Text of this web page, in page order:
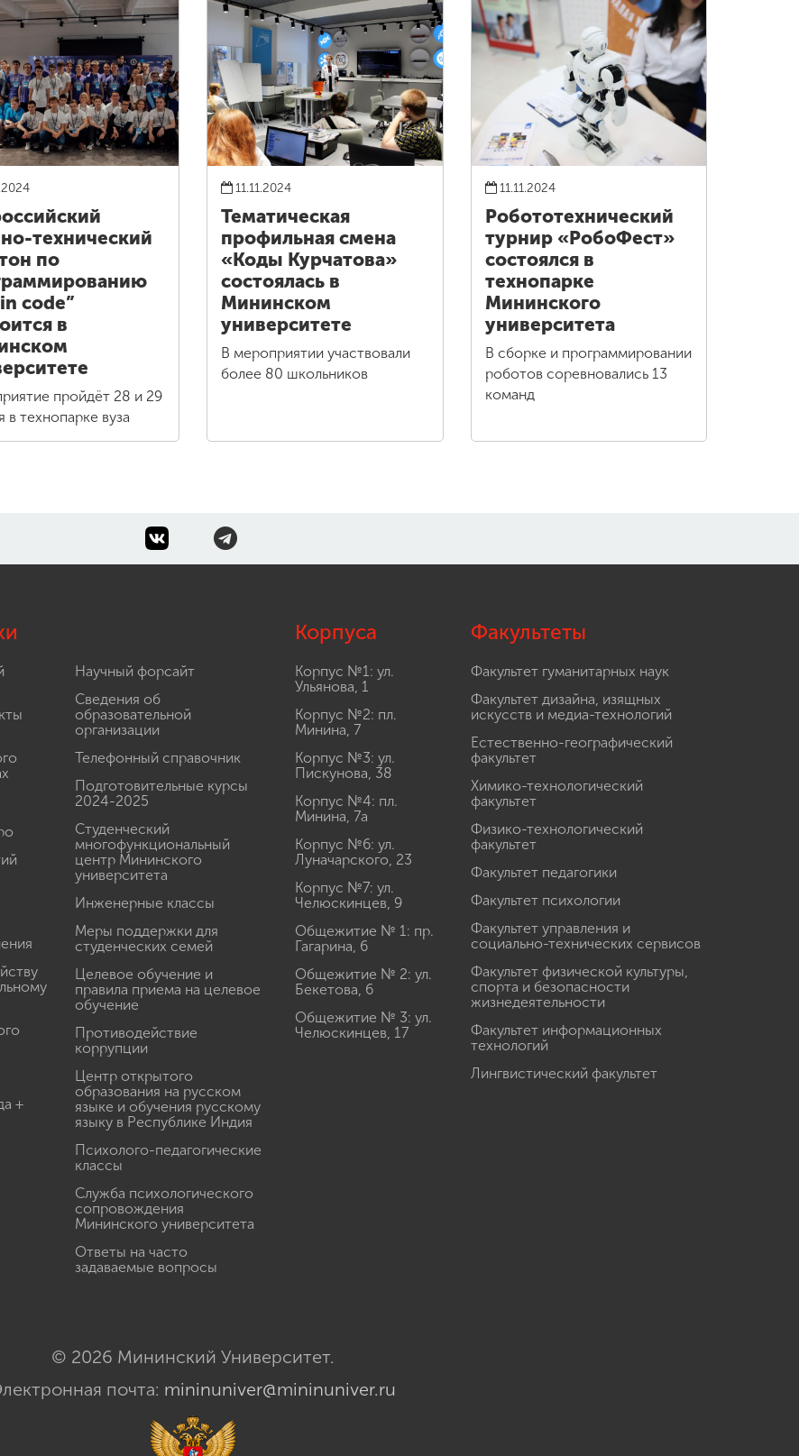
технический
по
code”
в
пройдёт 28 и 29
в технопарке вуза
11.11.2024
Тематическая
профильная смена
«Коды Курчатова»
состоялась в
Мининском
университете
В мероприятии участвовали
более 80 школьников
11.11.2024
Робототехнический
турнир «РобоФест»
состоялся в
технопарке
Мининского
университета
В сборке и программировании
роботов соревновались 13
команд
+
Научный форсайт
Сведения об
образовательной
организации
Телефонный справочник
Подготовительные курсы
2024-2025
Студенческий
многофункциональный
центр Мининского
университета
Инженерные классы
Меры поддержки для
студенческих семей
Целевое обучение и
правила приема на целевое
обучение
Противодействие
коррупции
Центр открытого
образования на русском
языке и обучения русскому
языку в Республике Индия
Психолого-педагогические
классы
Служба психологического
сопровождения
Мининского университета
Ответы на часто
задаваемые вопросы
Корпуса
Корпус №1: ул.
Ульянова, 1
Корпус №2: пл.
Минина, 7
Корпус №3: ул.
Пискунова, 38
Корпус №4: пл.
Минина, 7а
Корпус №6: ул.
Луначарского, 23
Корпус №7: ул.
Челюскинцев, 9
Общежитие № 1: пр.
Гагарина, 6
Общежитие № 2: ул.
Бекетова, 6
Общежитие № 3: ул.
Челюскинцев, 17
Факультеты
Факультет гуманитарных наук
Факультет дизайна, изящных
искусств и медиа-технологий
Естественно-географический
факультет
Химико-технологический
факультет
Физико-технологический
факультет
Факультет педагогики
Факультет психологии
Факультет управления и
социально-технических сервисов
Факультет физической культуры,
спорта и безопасности
жизнедеятельности
Факультет информационных
технологий
Лингвистический факультет
© 2026 Мининский Университет.
почта: mininuniver@mininuniver.ru